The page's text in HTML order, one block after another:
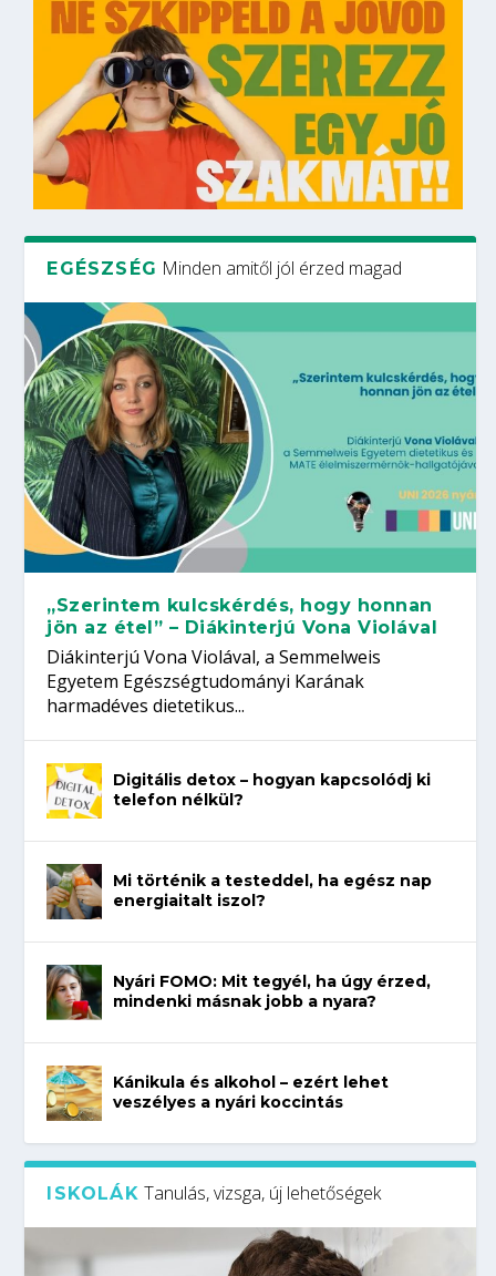
EGÉSZSÉG Minden amitől jól érzed magad
„Szerintem kulcskérdés, hogy honnan
jön az étel” – Diákinterjú Vona Violával
Diákinterjú Vona Violával, a Semmelweis
Egyetem Egészségtudományi Karának
harmadéves dietetikus...
Digitális detox – hogyan kapcsolódj ki
telefon nélkül?
Mi történik a testeddel, ha egész nap
energiaitalt iszol?
Nyári FOMO: Mit tegyél, ha úgy érzed,
mindenki másnak jobb a nyara?
Kánikula és alkohol – ezért lehet
veszélyes a nyári koccintás
ISKOLÁK Tanulás, vizsga, új lehetőségek